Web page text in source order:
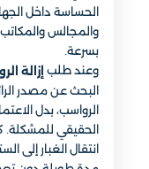
الحساسة داخل
والمجالس والمكاتب
بسرعة.
وعند طلب إزالة
البحث عن مصدر
الرواسب، بدل
الحقيقي للمشكلة.
انتقال الغبار إلى